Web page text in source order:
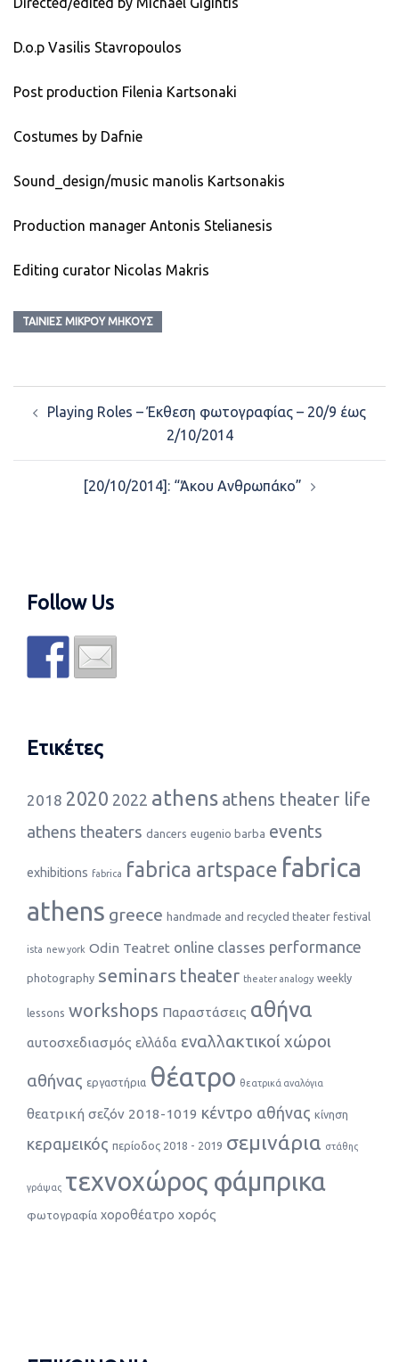
D.o.p Vasilis Stavropoulos
Post production Filenia Kartsonaki
Costumes by Dafnie
Sound_design/music manolis Kartsonakis
Production manager Antonis Stelianesis
Εditing curator Nicolas Makris
ΤΑΙΝΊΕΣ ΜΙΚΡΟΎ ΜΉΚΟΥΣ
navigation
Playing Roles – Έκθεση φωτογραφίας – 20/9 έως
2/10/2014
[20/10/2014]: “Άκου Ανθρωπάκο”
Follow Us
Ετικέτες
2018 2020 2022 athens athens theater life
athens theaters dancers eugenio barba events
exhibitions fabrica fabrica artspace fabrica
athens greece handmade and recycled theater festival
ista new york Odin Teatret online classes performance
photography seminars theater theater analogy weekly
lessons workshops Παραστάσεις αθήνα
αυτοσχεδιασμός ελλάδα εναλλακτικοί χώροι
αθήνας εργαστήρια θέατρο θεατρικά αναλόγια
θεατρική σεζόν 2018-1019 κέντρο αθήνας κίνηση
κεραμεικός περίοδος 2018 - 2019 σεμινάρια στάθης
γράψας τεχνοχώρος φάμπρικα
φωτογραφία χοροθέατρο χορός